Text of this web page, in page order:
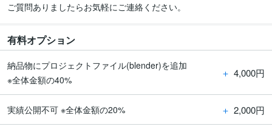
ご質問ありましたらお気軽にご連絡ください。
有料オプション
納品物にプロジェクトファイル(blender)を追加
※全体金額の40%
＋ 4,000円
実績公開不可 ※全体金額の20% ＋ 2,000円